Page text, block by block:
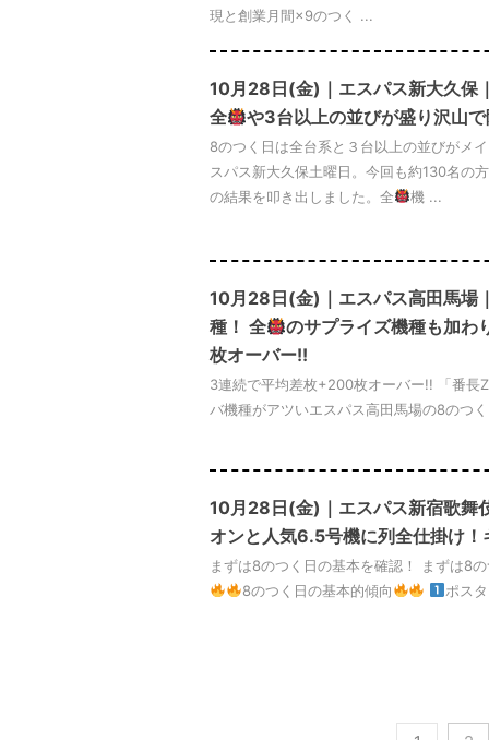
現と創業月間×9のつく ...
10月28日(金)｜エスパス新大久保
全
や3台以上の並びが盛り沢山
8のつく日は全台系と３台以上の並びがメ
スパス新大久保土曜日。今回も約130名の
の結果を叩き出しました。全
機 ...
10月28日(金)｜エスパス高田馬場
種！ 全
のサプライズ機種も加
枚オーバー!!
3連続で平均差枚+200枚オーバー!! 「番長
バ機種がアツいエスパス高田馬場の8のつ
10月28日(金)｜エスパス新宿歌舞
オンと人気6.5号機に列全仕掛け
まずは8のつく日の基本を確認！ まずは8
8のつく日の基本的傾向
ポス